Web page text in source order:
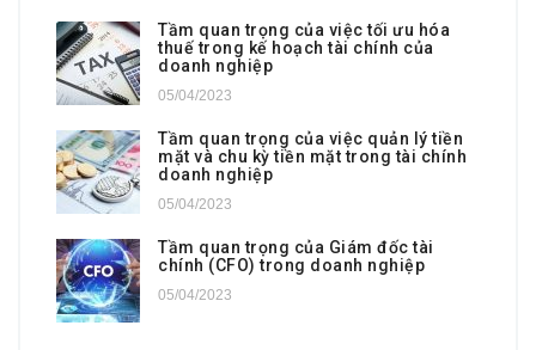
Tầm quan trọng của việc tối ưu hóa
thuế trong kế hoạch tài chính của
doanh nghiệp
05/04/2023
Tầm quan trọng của việc quản lý tiền
mặt và chu kỳ tiền mặt trong tài chính
doanh nghiệp
05/04/2023
Tầm quan trọng của Giám đốc tài
chính (CFO) trong doanh nghiệp
05/04/2023